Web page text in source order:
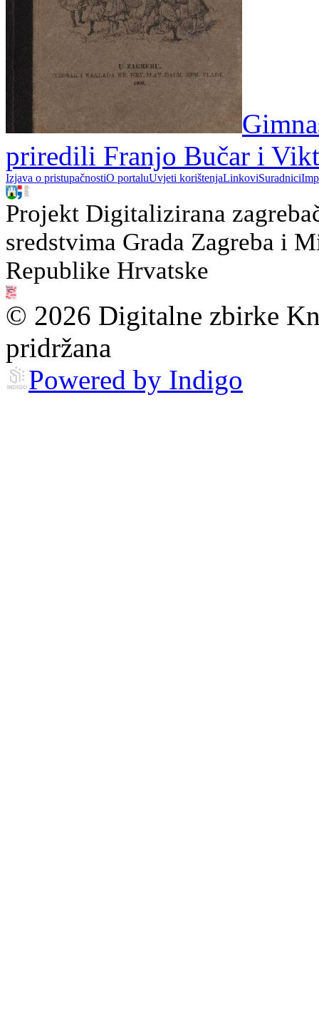
priredili Franjo Bučar i
Izjava o pristupačnostiO portaluUvjeti korištenjaLinkoviSuradnici
Projekt Digitalizirana
sredstvima Grada Zagreba i
Republike Hrvatske
© 2026 Digitalne zbirke
pridržana
Powered by Indigo